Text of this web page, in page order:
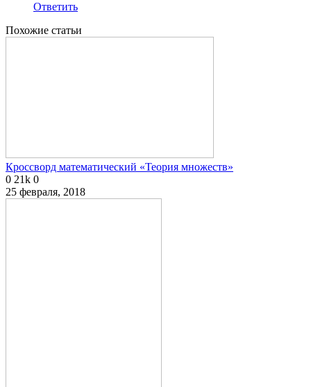
Ответить
Похожие статьи
Кроссворд математический «Теория множеств»
0 21k 0
25 февраля, 2018